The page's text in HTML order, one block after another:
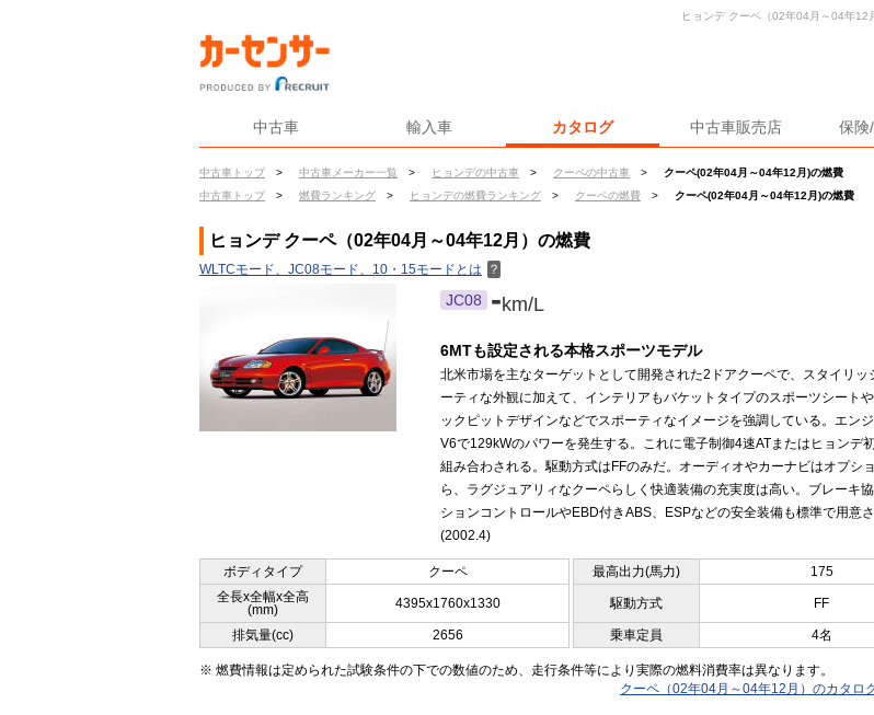
中古車 輸入車 カタログ 中古車販売店 保険
中古車トップ > 中古車メーカー一覧 > ヒョンデの中古車 > クーペの中古車 >
クーペ(02年04月～04年12月)の燃費
中古車トップ
> 燃費ランキング > ヒョンデの燃費ランキング > クーペの燃費 > クーペ(02年04月～04年12月)の燃費
ヒョンデ クーペ（02年04月～04年12
ヒョンデ クーペ（02年04月～04年12月）の燃費
WLTCモード、JC08モード、10・15モードとは ？
JC08 -km/L
6MTも設定される本格スポーツモデル
北米市場を主なターゲットとして開発された2ドアクーペで、スタイリッ
ーティな外観に加えて、インテリアもバケットタイプのスポーツシート
ックピットデザインなどでスポーティなイメージを強調している。エン
V6で129kWのパワーを発生する。これに電子制御4速ATまたはヒョンデ
組み合わされる。駆動方式はFFのみだ。オーディオやカーナビはオプシ
ら、ラグジュアリィなクーペらしく快適装備の充実度は高い。ブレーキ
ションコントロールやEBD付きABS、ESPなどの安全装備も標準で用意さ
(2002.4)
ボディタイプ クーペ 最高出力(馬力)
175
全長x全幅x全高
(mm)
4395x1760x1330 駆動方式 FF
排気量(cc) 2656 乗車定員 4名
※ 燃費情報は定められた試験条件の下での数値のため、走行条件等により実際の燃料消費率は異なります。
クーペ（02年04月～04年12月）のカタロ